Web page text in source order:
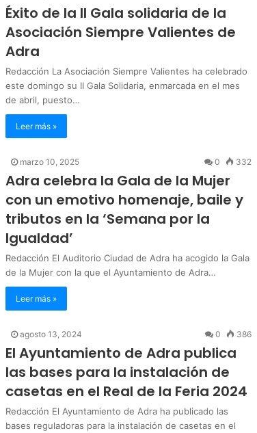
Éxito de la II Gala solidaria de la
Asociación Siempre Valientes de
Adra
Redacción La Asociación Siempre Valientes ha celebrado
este domingo su II Gala Solidaria, enmarcada en el mes
de abril, puesto…
Leer más »
marzo 10, 2025 0 332
Adra celebra la Gala de la Mujer
con un emotivo homenaje, baile y
tributos en la ‘Semana por la
Igualdad’
Redacción El Auditorio Ciudad de Adra ha acogido la Gala
de la Mujer con la que el Ayuntamiento de Adra…
Leer más »
agosto 13, 2024 0 386
El Ayuntamiento de Adra publica
las bases para la instalación de
casetas en el Real de la Feria 2024
Redacción El Ayuntamiento de Adra ha publicado las
bases reguladoras para la instalación de casetas en el